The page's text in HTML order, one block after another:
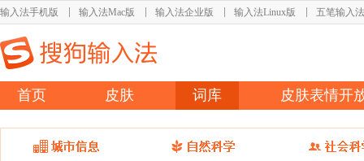
输入法手机版 输入法Mac版 输入法企业版 输入法Linux版 五笔输入法
首页 皮肤 词库 皮肤表情开